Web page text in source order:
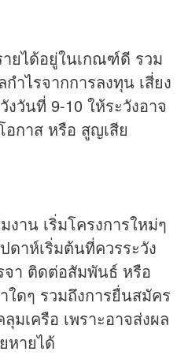
ยได้อยู่ในเกณฑ์ดี รวม
ำไรจากการลงทุน เสี่ยง
งวันที่ 9-10 ให้ระวังอาจ
อกาส หรือ สูญเสีย
งาน เริ่มโครงการใหม่ๆ
าห์เริ่มต้นที่ควรระวัง
จา ติดต่อสัมพันธ์ หรือ
ดๆ รวมถึงการยื่นสมัคร
มเครือ เพราะอาจส่งผล
หายได้